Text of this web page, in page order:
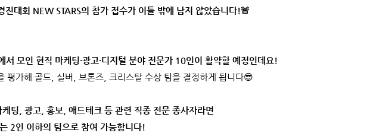
진대회 NEW STARS의 참가 접수가 이틀 밖에 남지 않았습니다!🚨
서 모인 현직 마케팅·광고·디지털 분야 전문가 10인이 활약할 예정인데요!
평가해 골드, 실버, 브론즈, 크리스탈 수상 팀을 결정하게 됩니다😎
팅, 광고, 홍보, 애드테크 등 관련 직종 전문 종사자라면
2인 이하의 팀으로 참여 가능합니다!